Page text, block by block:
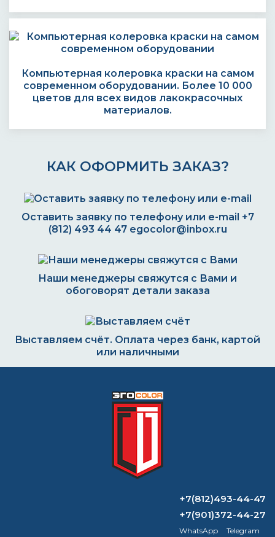
Компьютерная колеровка краски на самом
современном оборудовании. Более 10 000
цветов для всех видов лакокрасочных
материалов.
КАК ОФОРМИТЬ ЗАКАЗ?
Оставить заявку по телефону или e-mail +7
(812) 493 44 47 egocolor@inbox.ru
Наши менеджеры свяжутся с Вами и
обоговорят детали заказа
Выставляем счёт. Оплата через банк, картой
или наличными
Формируем заказ и отправляем транспортной
компанией
ВОПРОС-ОТВЕТ
Какую грунтовку использовать под
+7(812)493-44-47
+7(901)372-44-27
WhatsApp Telegram